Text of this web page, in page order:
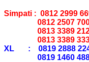
Simpati : 0812 2999
0812 2507
0813 3389
0813 3389
XL : 0819 2888
0819 1460